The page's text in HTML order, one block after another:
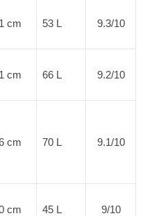
cm 53 L 9.3/10
cm 66 L 9.2/10
cm 70 L 9.1/10
cm 45 L 9/10